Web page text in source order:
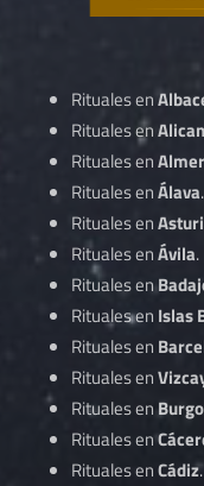
Rituales en
Rituales en
Rituales en
Rituales enÁlava.
Rituales en
Rituales enÁvila.
Rituales en
Rituales en Islas
Rituales en
Rituales en
Rituales en
Rituales en
Rituales enCádiz.